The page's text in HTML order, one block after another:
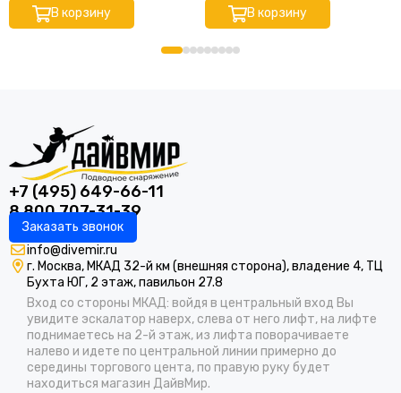
В корзину В корзину
+7 (495) 649-66-11
8 800 707-31-39
Заказать звонок
info@divemir.ru
г. Москва, МКАД 32-й км (внешняя сторона), владение 4, ТЦ
Бухта ЮГ, 2 этаж, павильон 27.8
Вход со стороны МКАД: войдя в центральный вход Вы
увидите эскалатор наверх, слева от него лифт, на лифте
поднимаетесь на 2-й этаж, из лифта поворачиваете
налево и идете по центральной линии примерно до
середины торгового цента, по правую руку будет
находиться магазин ДайвМир.